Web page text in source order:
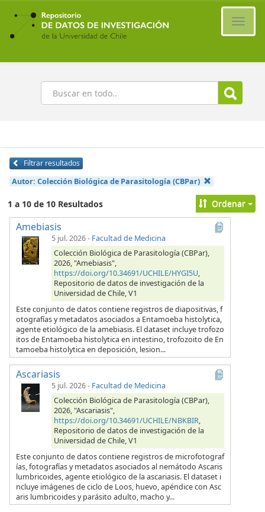
Ir
contenido
principal
Buscar
Filtrar resultados
Autor: Colección Biológica de Parasitología (CBPar)
1 a 10 de 10 Resultados Ordenar
Amebiasis
5 jul. 2026- Facultad de Medicina
Colección Biológica de Parasitología (CBPar),
2026, "Amebiasis",
https://doi.org/10.34691/UCHILE/HYGI5U,
Repositorio de datos de investigación de la
Universidad de Chile, V1
Este conjunto de datos contiene registros de diapositivas, f
otografías y metadatos asociados a Entamoeba histolytica,
agente etiológico de la amebiasis. El dataset incluye trofozo
itos de Entamoeba histolytica en intestino, trofozoito de En
tamoeba histolytica en deposición, lesion...
Ascariasis
5 jul. 2026- Facultad de Medicina
Colección Biológica de Parasitología (CBPar),
2026, "Ascariasis",
https://doi.org/10.34691/UCHILE/NBKBIR,
Repositorio de datos de investigación de la
Universidad de Chile, V1
Este conjunto de datos contiene registros de microfotograf
ías, fotografías y metadatos asociados al nemátodo Ascaris
lumbricoides, agente etiológico de la ascariasis. El dataset i
ncluye imágenes de ciclo de Loos, huevo, apéndice con Asc
aris lumbricoides y parásito adulto, macho y...